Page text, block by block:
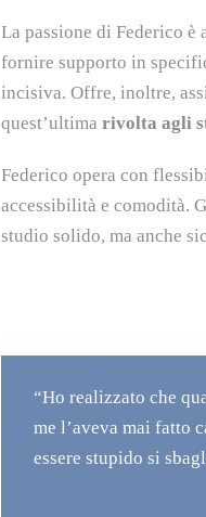
La passione di Federico
fornire supporto in
incisiva. Offre, inoltre,
quest’ultima rivolta agli
Federico opera con
accessibilità e comodità.
studio solido, ma anche
“Ho realizzato che
me l’aveva mai fatto
essere stupido si